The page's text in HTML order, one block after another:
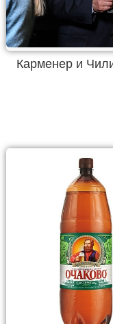
Карменер и